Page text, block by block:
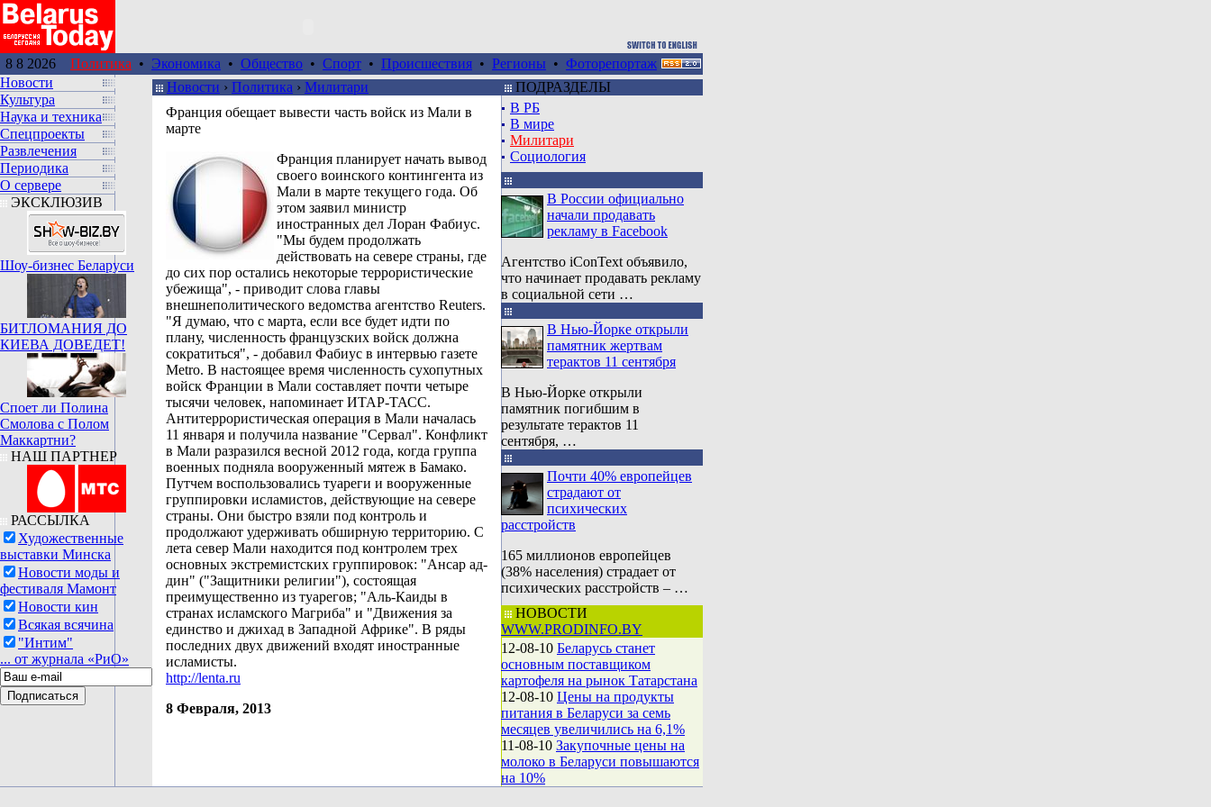
8 8 2026 Политика • Экономика • Общество • Спорт • Происшествия • Регионы • Фоторепортаж
Новости
Культура
Наука и техника
Спецпроекты
Развлечения
Периодика
О сервере
ЭКСКЛЮЗИВ
Шоу-бизнес Беларуси
БИТЛОМАНИЯ ДО
КИЕВА ДОВЕДЕТ!
Споет ли Полина
Смолова с Полом
Маккартни?
НАШ ПАРТНЕР
РАССЫЛКА
Художественные
выставки Минска
Новости моды и
фестиваля Мамонт
Новости кин
Всякая всячина
"Интим"
... от журнала «РиО»
Новости › Политика › Милитари
Франция обещает вывести часть войск из Мали в
марте
Франция планирует начать вывод
своего воинского контингента из
Мали в марте текущего года. Об
этом заявил министр
иностранных дел Лоран Фабиус.
"Мы будем продолжать
действовать на севере страны, где
до сих пор остались некоторые террористические
убежища", - приводит слова главы
внешнеполитического ведомства агентство Reuters.
"Я думаю, что с марта, если все будет идти по
плану, численность французских войск должна
сократиться", - добавил Фабиус в интервью газете
Metro. В настоящее время численность сухопутных
войск Франции в Мали составляет почти четыре
тысячи человек, напоминает ИТАР-ТАСС.
Антитеррористическая операция в Мали началась
11 января и получила название "Сервал". Конфликт
в Мали разразился весной 2012 года, когда группа
военных подняла вооруженный мятеж в Бамако.
Путчем воспользовались туареги и вооруженные
группировки исламистов, действующие на севере
страны. Они быстро взяли под контроль и
продолжают удерживать обширную территорию. С
лета север Мали находится под контролем трех
основных экстремистских группировок: "Ансар ад-
дин" ("Защитники религии"), состоящая
преимущественно из туарегов; "Аль-Каиды в
странах исламского Магриба" и "Движения за
единство и джихад в Западной Африке". В ряды
последних двух движений входят иностранные
исламисты.
http://lenta.ru
8 Февраля, 2013
ПОДРАЗДЕЛЫ
В РБ
В мире
Милитари
Социология
В России официально
начали продавать
рекламу в Facebook
Агентство iConText объявило,
что начинает продавать рекламу
в социальной сети …
В Нью-Йорке открыли
памятник жертвам
терактов 11 сентября
В Нью-Йорке открыли
памятник погибшим в
результате терактов 11
сентября, …
Почти 40% европейцев
страдают от
психических
расстройств
165 миллионов европейцев
(38% населения) страдает от
психических расстройств – …
НОВОСТИ
WWW.PRODINFO.BY
12-08-10 Беларусь станет
основным поставщиком
картофеля на рынок Татарстана
12-08-10 Цены на продукты
питания в Беларуси за семь
месяцев увеличились на 6,1%
11-08-10 Закупочные цены на
молоко в Беларуси повышаются
на 10%